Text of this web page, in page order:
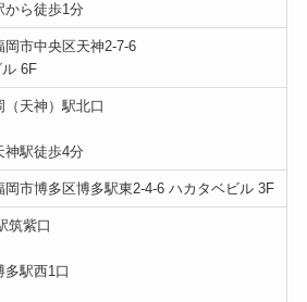
から徒歩1分
岡市中央区天神2-7-6
ル 6F
（天神）駅北口
神駅徒歩4分
岡市博多区博多駅東2-4-6 ハカタベビル 3F
筑紫口
多駅西1口